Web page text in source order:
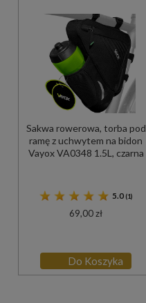
Sakwa rowerowa, torba pod
ramę z uchwytem na bidon
Vayox VA0348 1.5L, czarna
5.0 (1)
69,00 zł
Do Koszyka